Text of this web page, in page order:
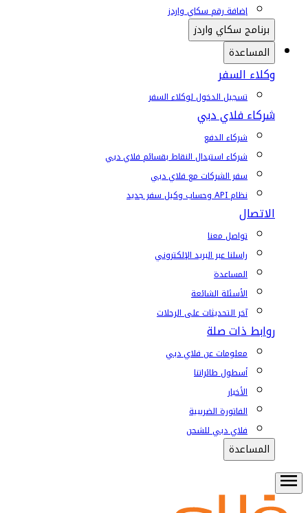
إضافة رقم سكاي واردز
برنامج سكاي واردز
المساعدة
وكلاء السفر
تسجيل الدخول لوكلاء السفر
شركاء فلاي دبي
شركاء الدفع
شركاء استبدال النقاط بقسائم فلاي دبي
سفر الشركات مع فلاي دبي
نظام API وحساب وكيل سفر جديد
الاتصال
تواصل معنا
راسلنا عبر البريد الإلكتروني
المساعدة
الأسئلة الشائعة
آخر التحديثات على الرحلات
روابط ذات صلة
معلومات عن فلاي دبي
أسطول طائراتنا
الأخبار
الفاتورة الضريبية
فلاي دبي للشحن
المساعدة